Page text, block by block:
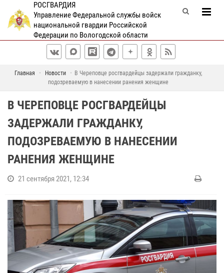
РОСГВАРДИЯ
Управление Федеральной службы войск
национальной гвардии Российской
Федерации по Вологодской области
Главная Новости
В Череповце росгвардейцы задержали гражданку,
подозреваемую в нанесении ранения женщине
В ЧЕРЕПОВЦЕ РОСГВАРДЕЙЦЫ
ЗАДЕРЖАЛИ ГРАЖДАНКУ,
ПОДОЗРЕВАЕМУЮ В НАНЕСЕНИИ
РАНЕНИЯ ЖЕНЩИНЕ
21 сентября 2021, 12:34